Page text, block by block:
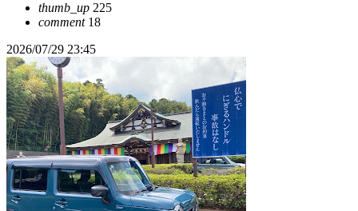
thumb_up 225
comment18
2026/07/29 23:45